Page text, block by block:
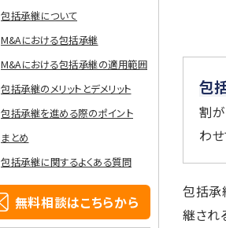
包括承継について
M&Aにおける包括承継
M&Aにおける包括承継の適用範囲
包括承継のメリットとデメリット
包括承継を進める際のポイント
まとめ
包括承継に関するよくある質問
無料相談はこちらから
包
割
わ
包括承
継され